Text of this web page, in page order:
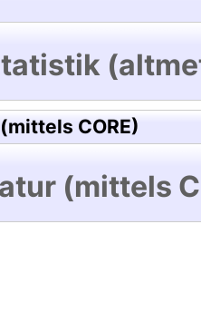
CORE)
(mittels